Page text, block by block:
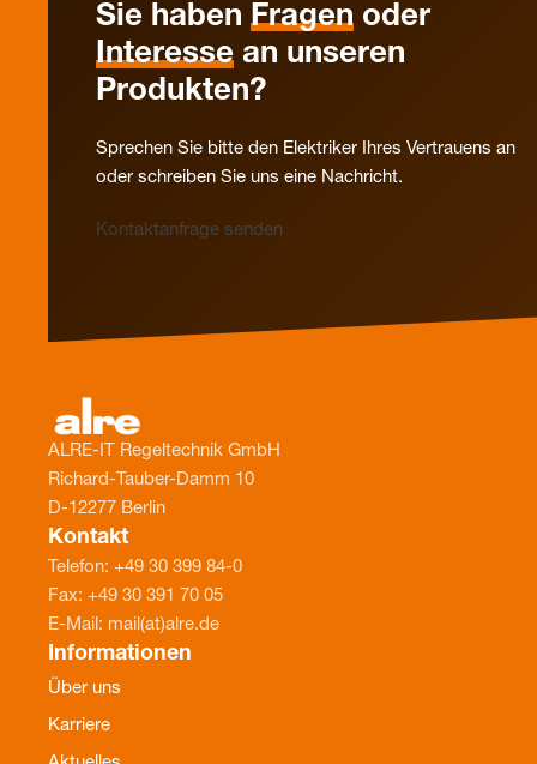
Sie haben Fragen oder
Interesse an unseren
Produkten?
Sprechen Sie bitte den Elektriker Ihres Vertrauens an
oder schreiben Sie uns eine Nachricht.
Kontaktanfrage senden
ALRE-IT Regeltechnik GmbH
Richard-Tauber-Damm 10
D-12277 Berlin
Kontakt
Telefon: +49 30 399 84-0
Fax: +49 30 391 70 05
E-Mail: mail(at)alre.de
Informationen
Über uns
Karriere